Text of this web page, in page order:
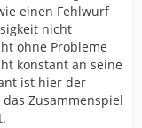
einen Fehlwurf
nicht
ohne Probleme
konstant an seine
ist hier der
Zusammenspiel